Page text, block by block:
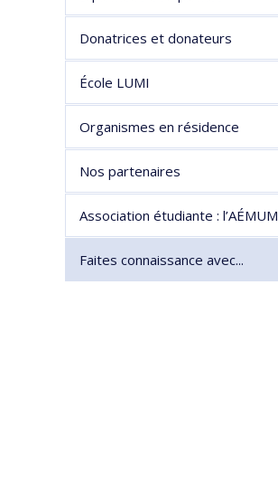
Donatrices et donateurs
École LUMI
Organismes en résidence
Nos partenaires
Association étudiante : l’AÉMUM
Faites connaissance avec...